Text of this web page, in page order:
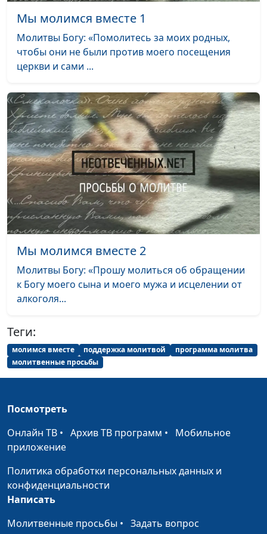
Мы молимся вместе 13
Мы молимся вместе 12 #12
Мы молимся вместе 11
Мы молимся вместе 10 #10
Мы молимся вместе 9 #9
Мы молимся вместе 8 #8
Мы молимся вместе 7 #7
Мы молимся вместе 6 #6
Мы молимся вместе 5 #5
Мы молимся вместе 4
Мы молимся вместе 2 #2
Мы молимся вместе 1
Молитвы Богу: «Помолитесь за моих родных,
чтобы они не были против моего посещения
церкви и сами ...
Мы молимся вместе 2
Молитвы Богу: «Прошу молиться об обращении
к Богу моего сына и моего мужа и исцелении от
алкоголя...
Теги:
молимся вместе поддержка молитвой
программа молитва
молитвенные просьбы
Посмотреть
Онлайн ТВ • Архив ТВ программ • Мобильное
приложение
Политика обработки персональных данных и
конфиденциальности
Написать
Молитвенные просьбы • Задать вопрос